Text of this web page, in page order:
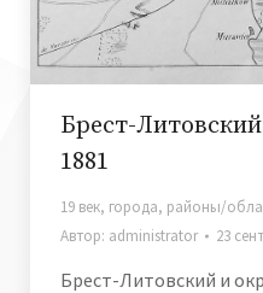
Брест-
1881
19 век, города, районы/
Автор: administrator 23
Брест-Литовский и